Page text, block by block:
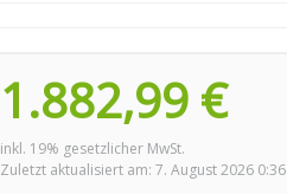
1.882,99 €
inkl. 19% gesetzlicher MwSt.
Zuletzt aktualisiert am: 7. August 2026 0:36